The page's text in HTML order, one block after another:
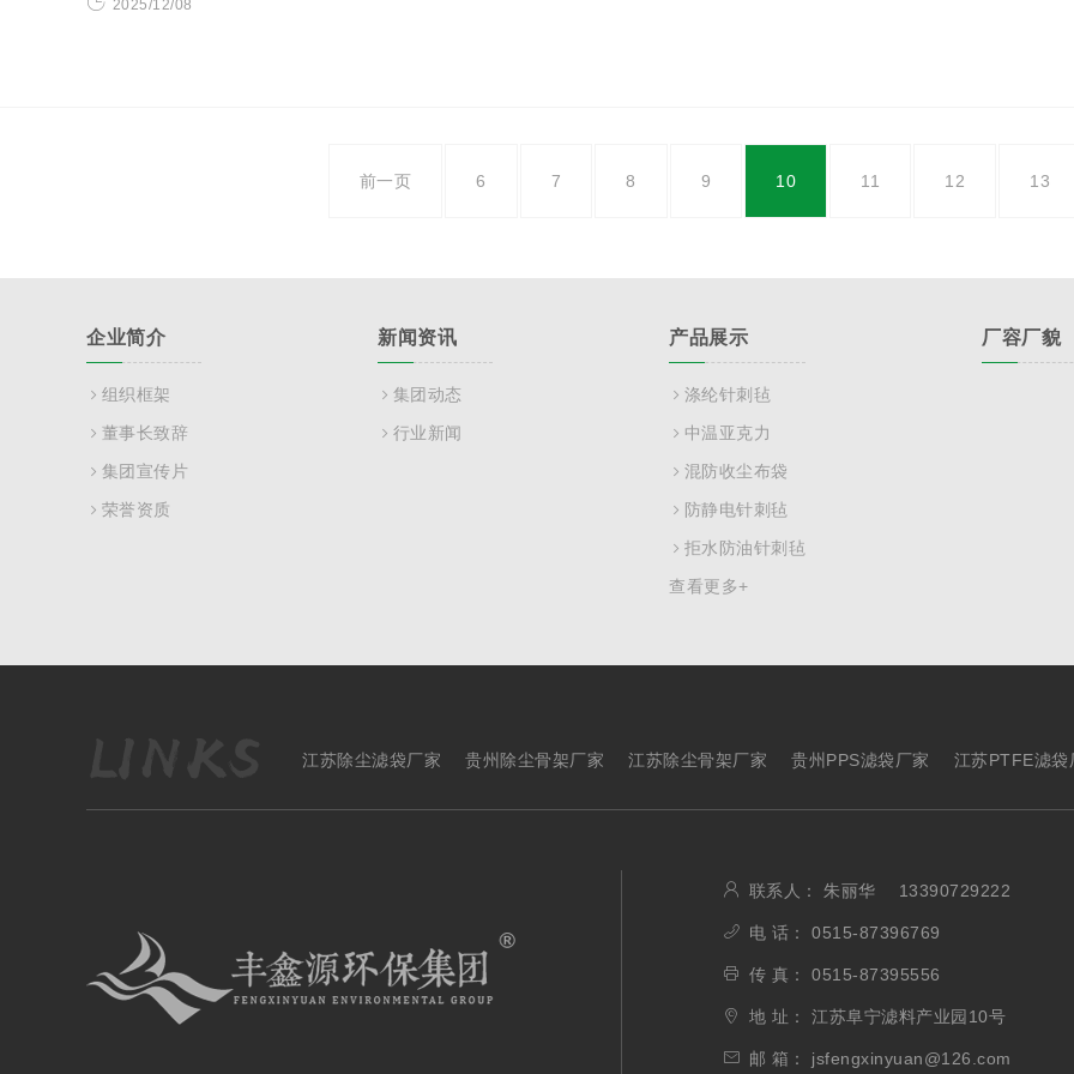
2025/12/08
前一页 6 7 8 9 10 11 12 13
企业简介
组织框架
董事长致辞
集团宣传片
荣誉资质
新闻资讯
集团动态
行业新闻
产品展示
涤纶针刺毡
中温亚克力
混防收尘布袋
防静电针刺毡
拒水防油针刺毡
查看更多+
厂容厂貌
江苏除尘滤袋厂家 贵州除尘骨架厂家 江苏除尘骨架厂家 贵州PPS滤袋厂家 江苏PTFE滤袋
联系人： 朱丽华 13390729222
电 话： 0515-87396769
传 真： 0515-87395556
地 址： 江苏阜宁滤料产业园10号
邮 箱： jsfengxinyuan@126.com